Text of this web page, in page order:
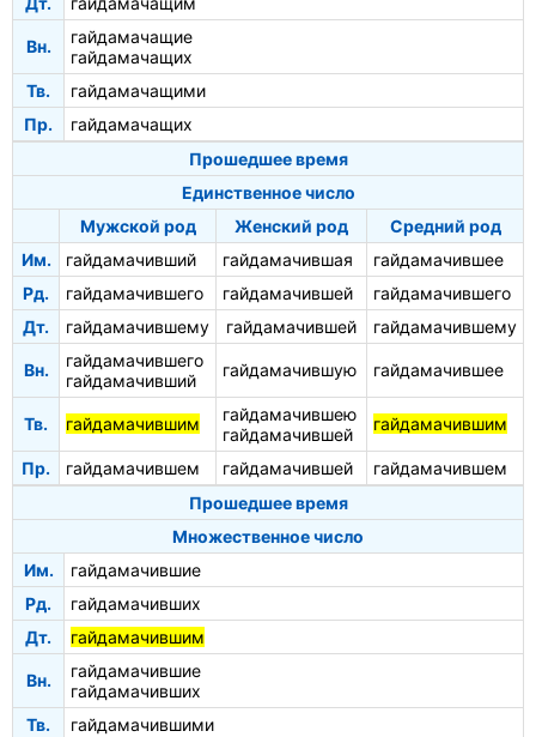
Вн.
гайдамачащие
гайдамачащих
Тв.
гайдамачащими
Пр.
гайдамачащих
Прошедшее время
Единственное число
Мужской род
Женский род
Средний род
Им.
гайдамачивший гайдамачившая
гайдамачившее
Рд.
гайдамачившего гайдамачившей
гайдамачившего
Дт.
гайдамачившему гайдамачившей гайдамачившему
Вн.
гайдамачившего
гайдамачивший
гайдамачившую гайдамачившее
Тв. гайдамачившим
гайдамачившею
гайдамачившей
гайдамачившим
Пр. гайдамачившем гайдамачившей
гайдамачившем
Прошедшее время
Множественное число
Им.
гайдамачившие
Рд.
гайдамачивших
Дт.
гайдамачившим
Вн.
гайдамачившие
гайдамачивших
Тв.
гайдамачившими